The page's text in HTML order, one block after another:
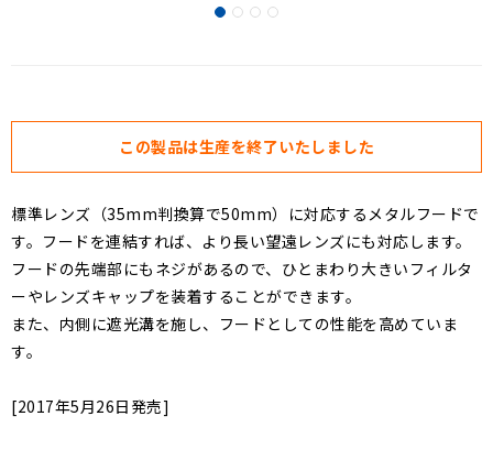
この製品は生産を終了いたしました
標準レンズ（35mm判換算で50mm）に対応するメタルフードで
す。フードを連結すれば、より長い望遠レンズにも対応します。
フードの先端部にもネジがあるので、ひとまわり大きいフィルタ
ーやレンズキャップを装着することができます。
また、内側に遮光溝を施し、フードとしての性能を高めていま
す。
[2017年5月26日発売]